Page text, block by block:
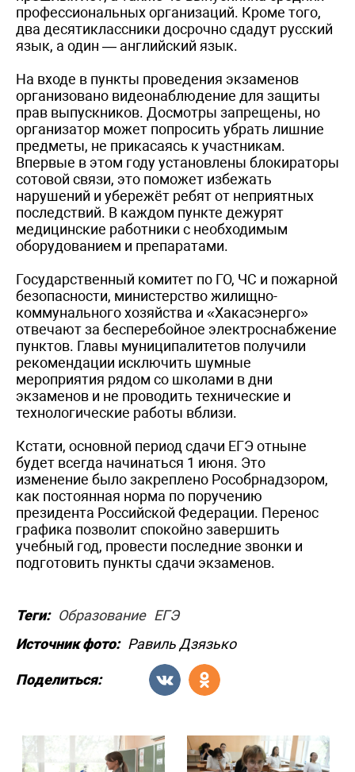
профессиональных организаций. Кроме того,
два десятиклассники досрочно сдадут русский
язык, а один — английский язык.
На входе в пункты проведения экзаменов
организовано видеонаблюдение для защиты
прав выпускников. Досмотры запрещены, но
организатор может попросить убрать лишние
предметы, не прикасаясь к участникам.
Впервые в этом году установлены блокираторы
сотовой связи, это поможет избежать
нарушений и убережёт ребят от неприятных
последствий. В каждом пункте дежурят
медицинские работники с необходимым
оборудованием и препаратами.
Государственный комитет по ГО, ЧС и пожарной
безопасности, министерство жилищно-
коммунального хозяйства и «Хакасэнерго»
отвечают за бесперебойное электроснабжение
пунктов. Главы муниципалитетов получили
рекомендации исключить шумные
мероприятия рядом со школами в дни
экзаменов и не проводить технические и
технологические работы вблизи.
Кстати, основной период сдачи ЕГЭ отныне
будет всегда начинаться 1 июня. Это
изменение было закреплено Рособрнадзором,
как постоянная норма по поручению
президента Российской Федерации. Перенос
графика позволит спокойно завершить
учебный год, провести последние звонки и
подготовить пункты сдачи экзаменов.
Теги: Образование ЕГЭ
Источник фото: Равиль Дзязько
Поделиться: